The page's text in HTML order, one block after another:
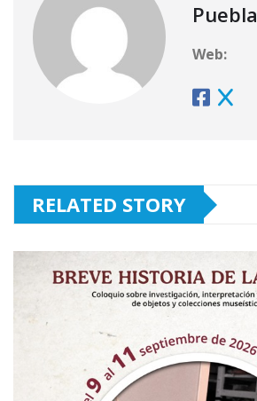
Puebla
Web:
RELATED STORY